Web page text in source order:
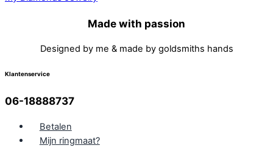
Made with passion
Designed by me & made by goldsmiths hands
Klantenservice
06-18888737
Betalen
Mijn ringmaat?